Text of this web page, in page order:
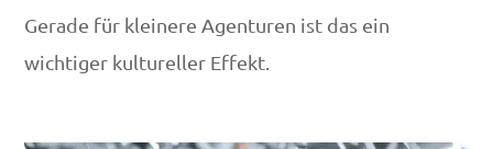
Gerade für kleinere Agenturen ist das ein
wichtiger kultureller Effekt.